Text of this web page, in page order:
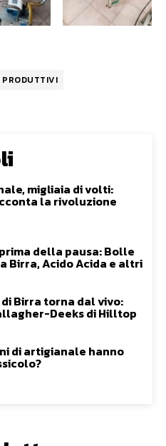
PRODUTTIVI
migliaia di volti:
la rivoluzione
della pausa: Bolle
Birra, Acido Acida e altri
Birra torna dal vivo:
Deeks di Hilltop
di artigianale hanno